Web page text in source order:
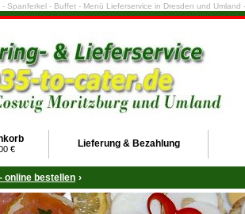
Spanferkel - Buffet - Menü Lieferservice in Dresden und
€ Lieferung & Bezahlung
online bestellen ›